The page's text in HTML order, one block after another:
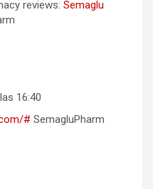
reviews: Semaglu
16:40
# SemagluPharm